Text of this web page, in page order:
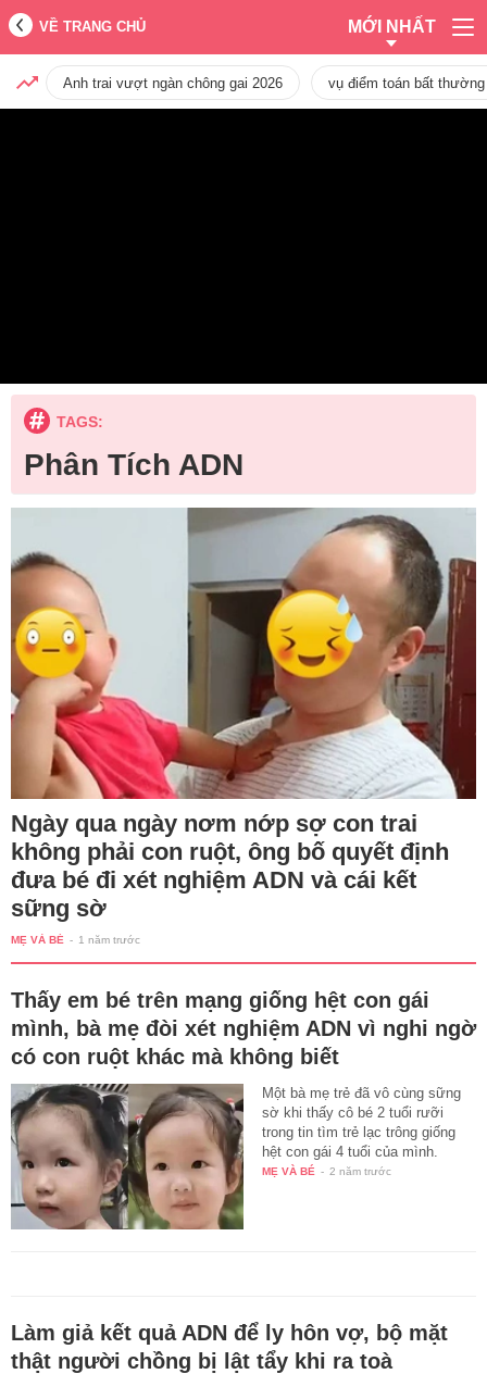
VỀ TRANG CHỦ MỚI NHẤT
Anh trai vượt ngàn chông gai 2026 vụ điểm toán bất
TAGS:
Phân Tích ADN
Ngày qua ngày nơm nớp sợ con trai
không phải con ruột, ông bố quyết định
đưa bé đi xét nghiệm ADN và cái kết
sững sờ
MẸ VÀ BÉ - 1 năm trước
Thấy em bé trên mạng giống hệt con gái
mình, bà mẹ đòi xét nghiệm ADN vì nghi ngờ
có con ruột khác mà không biết
Một bà mẹ trẻ đã vô cùng sững
sờ khi thấy cô bé 2 tuổi rưỡi
trong tin tìm trẻ lạc trông giống
hệt con gái 4 tuổi của mình.
MẸ VÀ BÉ - 2 năm trước
Làm giả kết quả ADN để ly hôn vợ, bộ mặt
thật người chồng bị lật tẩy khi ra toà